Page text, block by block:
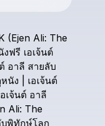
(Ejen Ali: The
งฟรี เอเจ้นต์
อาลี สายลับ
หนัง
เอเจ้นต์
อเจ้นต์ อาลี
Ali: The
บพิทักษ์โลก